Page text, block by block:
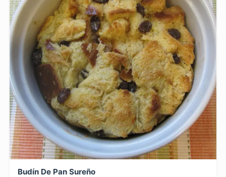
Budín De Pan Sureño